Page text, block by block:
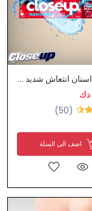
معجون اسنان انتعاش شديد من كلوس اب
(50)
اضف الى السلة